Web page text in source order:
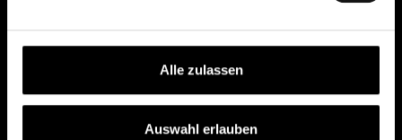
Alle zulassen
Auswahl erlauben
Depot übertragen
Depot-Login